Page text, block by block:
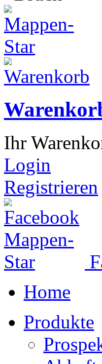
Ihr
Login
Registrieren
Home
Produkte